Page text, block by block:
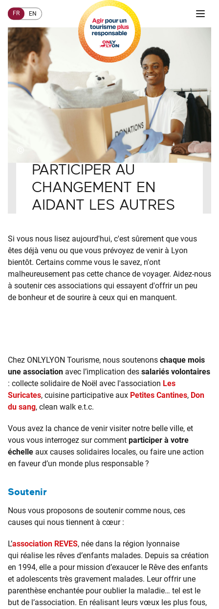
FR EN
COMMENT AGIR ? Visiteurs
PARTICIPER AU
CHANGEMENT EN
AIDANT LES AUTRES
Si vous nous lisez aujourd'hui, c'est sûrement que vous
êtes déjà venu ou que vous prévoyez de venir à Lyon
bientôt. Certains comme vous le savez, n'ont
malheureusement pas cette chance de voyager. Aidez-nous
à soutenir ces associations qui essayent d'offrir un peu
de bonheur et de sourire à ceux qui en manquent.
Chez ONLYLYON Tourisme, nous soutenons chaque mois
une association avec l’implication des salariés volontaires
: collecte solidaire de Noël avec l'association Les
Suricates, cuisine participative aux Petites Cantines, Don
du sang, clean walk e.t.c.
Vous avez la chance de venir visiter notre belle ville, et
vous vous interrogez sur comment participer à votre
échelle aux causes solidaires locales, ou faire une action
en faveur d’un monde plus responsable ?
Soutenir
Nous vous proposons de soutenir comme nous, ces
causes qui nous tiennent à cœur :
L’association REVES, née dans la région lyonnaise
qui réalise les rêves d’enfants malades. Depuis sa création
en 1994, elle a pour mission d’exaucer le Rêve des enfants
et adolescents très gravement malades. Leur offrir une
parenthèse enchantée pour oublier la maladie… tel est le
but de l’association. En réalisant leurs vœux les plus fous,